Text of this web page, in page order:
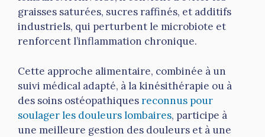
graisses saturées, sucres raffinés, et additifs
industriels, qui perturbent le microbiote et
renforcent l’inflammation chronique.
Cette approche alimentaire, combinée à un
suivi médical adapté, à la kinésithérapie ou à
des soins ostéopathiquesreconnus pour
soulager les douleurs lombaires, participe à
une meilleure gestion des douleurs et à une